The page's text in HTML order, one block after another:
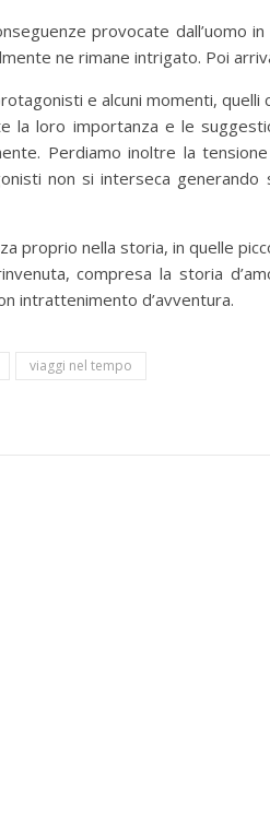
provocate dall’uomo in
ne rimane intrigato. Poi
e alcuni momenti, quelli
la loro importanza e le
Perdiamo inoltre la
non si interseca generando
proprio nella storia, in quelle
compresa la storia
intrattenimento d’avventura.
viaggi nel tempo